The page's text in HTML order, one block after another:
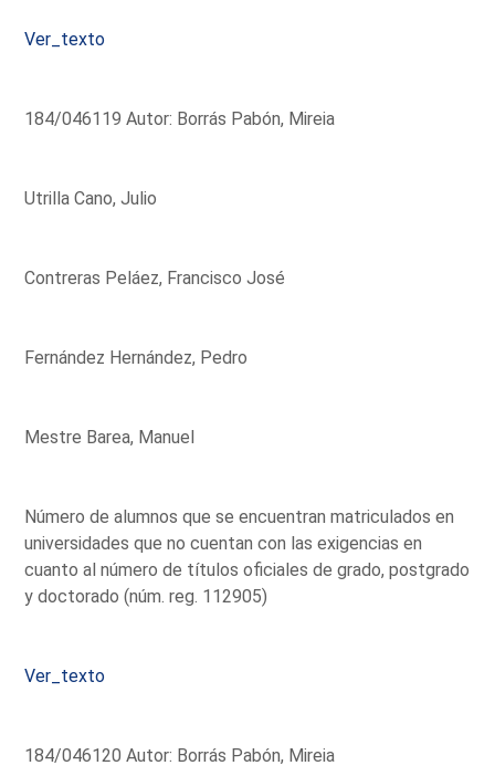
Ver_texto
184/046119 Autor: Borrás Pabón, Mireia
Utrilla Cano, Julio
Contreras Peláez, Francisco José
Fernández Hernández, Pedro
Mestre Barea, Manuel
Número de alumnos que se encuentran matriculados en
universidades que no cuentan con las exigencias en
cuanto al número de títulos oficiales de grado, postgrado
y doctorado (núm. reg. 112905)
Ver_texto
184/046120 Autor: Borrás Pabón, Mireia